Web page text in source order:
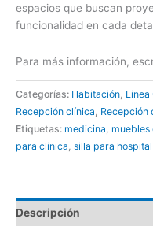
espacios que buscan
funcionalidad en cada
Para más información,
Categorías: Habitación,
Recepción clínica, Recepción
Etiquetas: medicina, muebles
para clinica, silla para hospital
Descripción